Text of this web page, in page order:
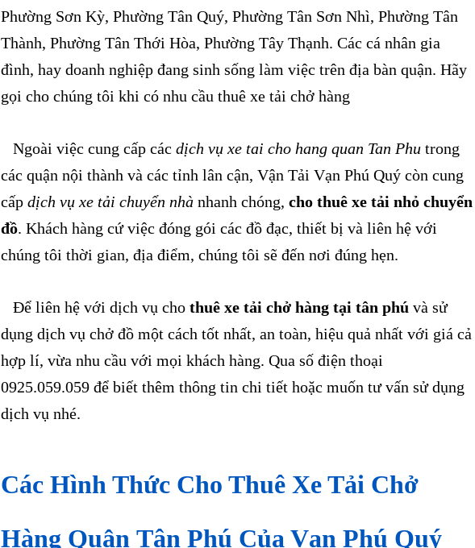
Phường Sơn Kỳ, Phường Tân Quý, Phường Tân Sơn Nhì, Phường Tân
Thành, Phường Tân Thới Hòa, Phường Tây Thạnh. Các cá nhân gia
đình, hay doanh nghiệp đang sinh sống làm việc trên địa bàn quận. Hãy
gọi cho chúng tôi khi có nhu cầu thuê xe tải chở hàng
Ngoài việc cung cấp các dịch vụ xe tai cho hang quan Tan Phu trong
các quận nội thành và các tỉnh lân cận, Vận Tải Vạn Phú Quý còn cung
cấp dịch vụ xe tải chuyển nhà nhanh chóng, cho thuê xe tải nhỏ chuyển
đồ. Khách hàng cứ việc đóng gói các đồ đạc, thiết bị và liên hệ với
chúng tôi thời gian, địa điểm, chúng tôi sẽ đến nơi đúng hẹn.
Để liên hệ với dịch vụ cho thuê xe tải chở hàng tại tân phú và sử
dụng dịch vụ chở đồ một cách tốt nhất, an toàn, hiệu quả nhất với giá cả
hợp lí, vừa nhu cầu với mọi khách hàng. Qua số điện thoại
0925.059.059 để biết thêm thông tin chi tiết hoặc muốn tư vấn sử dụng
dịch vụ nhé.
Các Hình Thức Cho Thuê Xe Tải Chở
Hàng Quận Tân Phú Của Vạn Phú Quý